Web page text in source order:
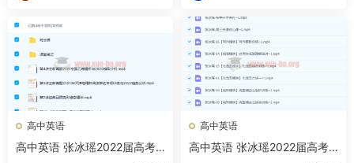
高中英语
高中英语 张冰瑶2022届高考
高中英语
高中英语 张冰瑶2022届高考